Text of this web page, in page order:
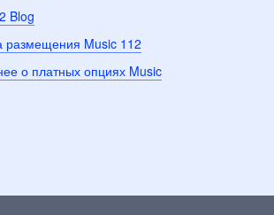
Blog
размещения Music 112
о платных опциях Music